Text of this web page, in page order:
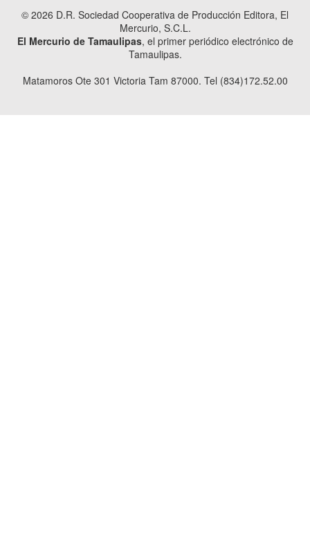
© 2026 D.R. Sociedad Cooperativa de Producción Editora, El
Mercurio, S.C.L.
El Mercurio de Tamaulipas, el primer periódico electrónico de
Tamaulipas.
Matamoros Ote 301 Victoria Tam 87000. Tel (834)172.52.00